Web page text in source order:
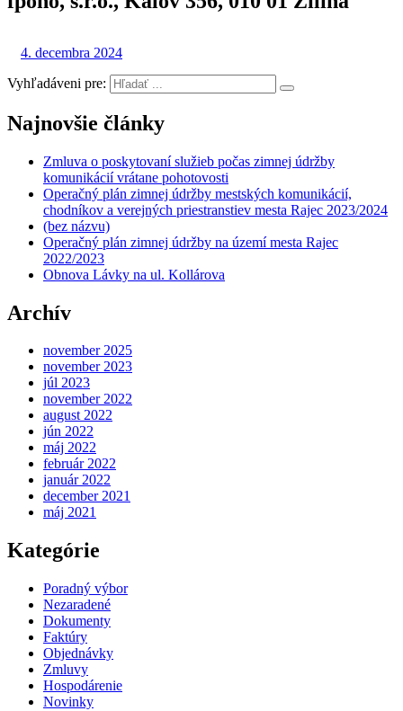
4. decembra 2024
Vyhľadáveni pre:
Najnovšie články
Zmluva o poskytovaní služieb počas zimnej údržby
komunikácií vrátane pohotovosti
Operačný plán zimnej údržby mestských komunikácií,
chodníkov a verejných priestranstiev mesta Rajec 2023/2024
(bez názvu)
Operačný plán zimnej údržby na území mesta Rajec
2022/2023
Obnova Lávky na ul. Kollárova
Archív
november 2025
november 2023
júl 2023
november 2022
august 2022
jún 2022
máj 2022
február 2022
január 2022
december 2021
máj 2021
Kategórie
Poradný výbor
Nezaradené
Dokumenty
Faktúry
Objednávky
Zmluvy
Hospodárenie
Novinky